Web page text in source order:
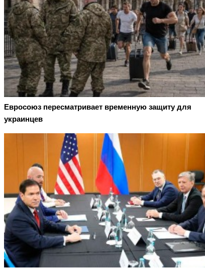
Евросоюз пересматривает временную защиту для
украинцев